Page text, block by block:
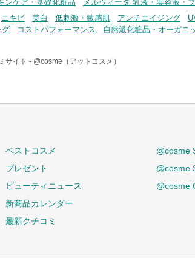
ンケア・基礎化粧品 メルヴィータ 乳液・美容液・
ニキビ 美白 低刺激・敏感肌 アンチエイジング
グ コストパフォーマンス 自然派化粧品・オーガニ
サイト - @cosme（アットコスメ）
ベストコスメ
プレゼント
ビューティニュース
新商品カレンダー
最新クチコミ
@cosme
@cosme
@cosme